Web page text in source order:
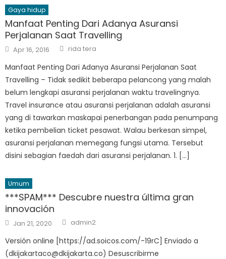
Gaya hidup
Manfaat Penting Dari Adanya Asuransi
Perjalanan Saat Travelling
Posted
on
Apr 16, 2016 Author
rida tera
Manfaat Penting Dari Adanya Asuransi Perjalanan Saat
Travelling – Tidak sedikit beberapa pelancong yang malah
belum lengkapi asuransi perjalanan waktu travelingnya.
Travel insurance atau asuransi perjalanan adalah asuransi
yang di tawarkan maskapai penerbangan pada penumpang
ketika pembelian ticket pesawat. Walau berkesan simpel,
asuransi perjalanan memegang fungsi utama. Tersebut
disini sebagian faedah dari asuransi perjalanan. 1. […]
Umum
***SPAM*** Descubre nuestra última gran
innovación
Posted
on
Jan 21, 2020 Author
admin2
Versión online [https://ad.soicos.com/-19rC] Enviado a
(dkijakartaco@dkijakarta.co) Desuscribirme